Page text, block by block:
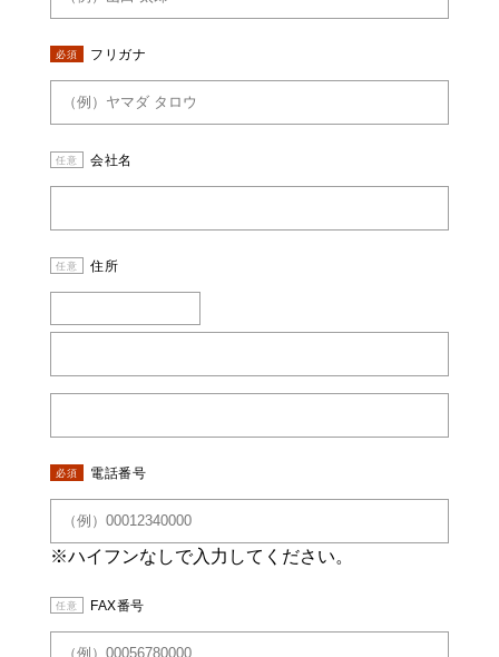
必須 フリガナ
任意 会社名
任意 住所
必須 電話番号
※ハイフンなしで入力してください。
任意 FAX番号